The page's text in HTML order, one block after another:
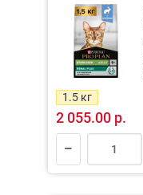
1.5 кг
2 055.00 р.